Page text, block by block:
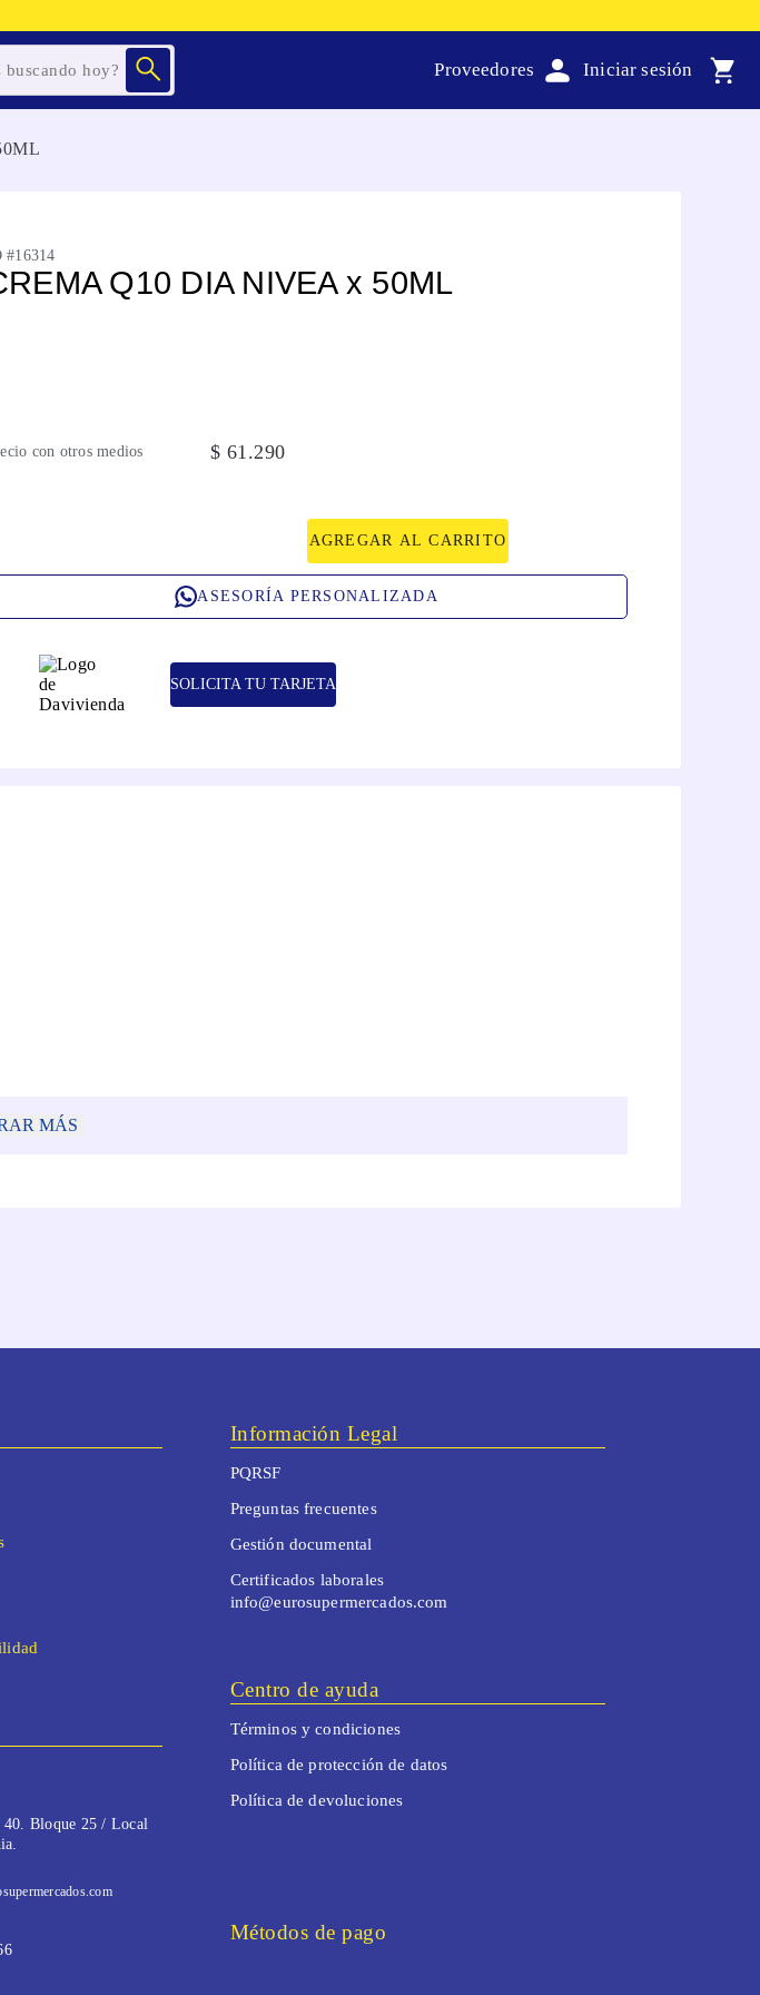
Proveedores
#16314
Q10 DIA NIVEA x 50ML
con otros medios $ 61.290
AGREGAR AL CARRITO
ASESORÍA PERSONALIZADA
SOLICITA TU TARJETA
MÁS
40. Bloque 25 / Local
Información Legal
PQRSF
Preguntas frecuentes
Gestión documental
Certificados laborales
info@eurosupermercados.com
Centro de ayuda
Términos y condiciones
Política de protección de datos
Política de devoluciones
Métodos de pago